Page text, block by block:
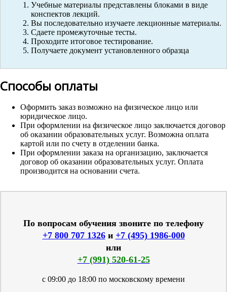
Учебные материалы представлены блоками в виде
конспектов лекций.
Вы последовательно изучаете лекционные материалы.
Сдаете промежуточные тесты.
Проходите итоговое тестирование.
Получаете документ установленного образца
Способы оплаты
Оформить заказ возможно на физическое лицо или
юридическое лицо.
При оформлении на физическое лицо заключается договор
об оказании образовательных услуг. Возможна оплата
картой или по счету в отделении банка.
При оформлении заказа на организацию, заключается
договор об оказании образовательных услуг. Оплата
производится на основании счета.
По вопросам обучения звоните по телефону
+7 800 707 1326и +7 (495) 1986-000
или
+7 (991) 520-61-25
с 09:00 до 18:00 по московскому времени